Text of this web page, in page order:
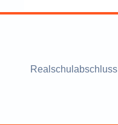
Realschulabschluss